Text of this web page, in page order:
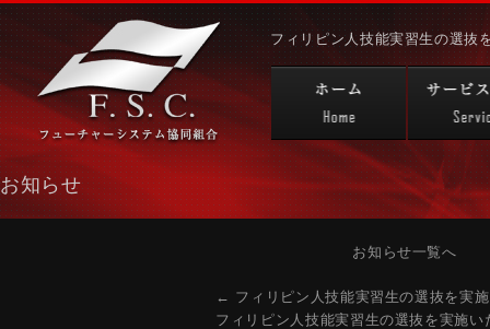
フィリピン人技能実習生の選抜
ャーシステム協同組合
お知らせ
お知らせ一覧へ
← フィリピン人技能実習生の選抜を実
フィリピン人技能実習生の選抜を実施